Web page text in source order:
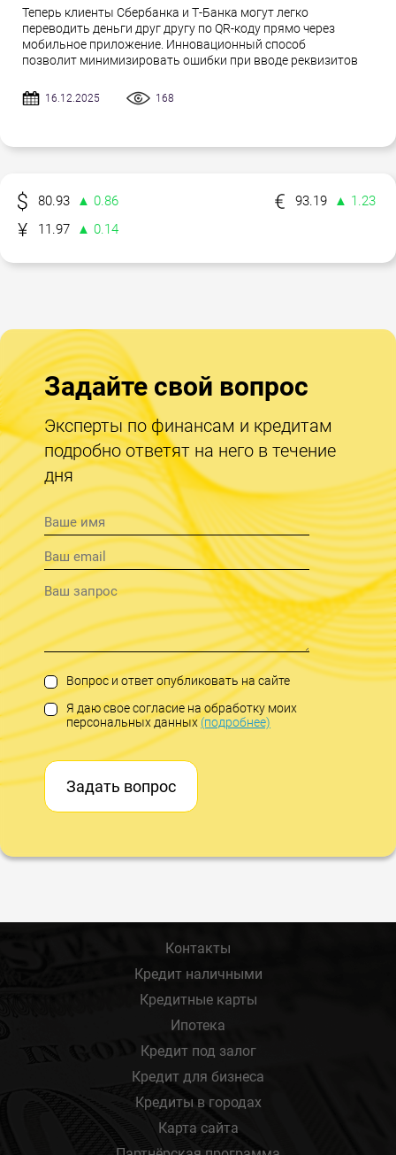
Теперь клиенты Сбербанка и Т-Банка могут легко
переводить деньги друг другу по QR-коду прямо через
мобильное приложение. Инновационный способ
позволит минимизировать ошибки при вводе реквизитов
16.12.2025 168
80.93 ▲ 0.86 93.19
▲ 1.23
11.97
▲ 0.14
Задайте свой вопрос
Эксперты по финансам и кредитам
подробно ответят на него в течение
дня
Вопрос и ответ опубликовать на сайте
Я даю свое согласие на обработку моих
персональных данных(подробнее)
Задать вопрос
Контакты
Кредит наличными
Кредитные карты
Ипотека
Кредит под залог
Кредит для бизнеса
Кредиты в городах
Карта сайта